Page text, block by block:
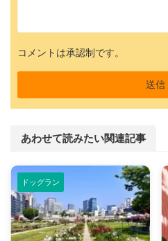
コメントは承認制です。
あわせて読みたい関連記事
ドッグラン